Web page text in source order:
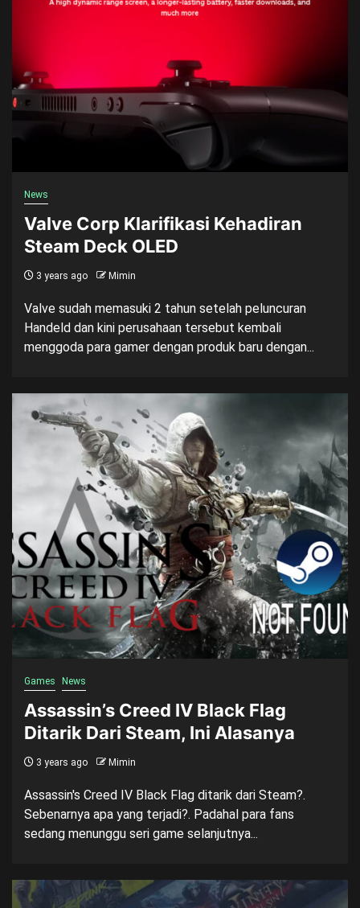
News
Valve Corp Klarifikasi Kehadiran
Steam Deck OLED
3 years ago Mimin
Valve sudah memasuki 2 tahun setelah peluncuran
Handeld dan kini perusahaan tersebut kembali
menggoda para gamer dengan produk baru dengan...
Games News
Assassin’s Creed IV Black Flag
Ditarik Dari Steam, Ini Alasanya
3 years ago Mimin
Assassin's Creed IV Black Flag ditarik dari Steam?.
Sebenarnya apa yang terjadi?. Padahal para fans
sedang menunggu seri game selanjutnya...